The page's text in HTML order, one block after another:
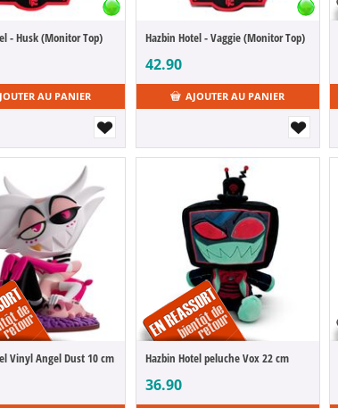
- Husk (Monitor Top)
AU PANIER
Hazbin Hotel - Vaggie (Monitor Top)
42.90
AJOUTER AU PANIER
Vinyl Angel Dust 10 cm Hazbin Hotel peluche Vox 22 cm
36.90